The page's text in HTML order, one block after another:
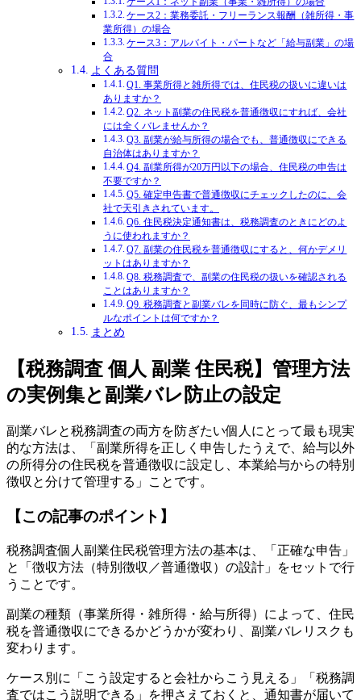
ケース2：業務委託・フリーランス報酬（雑所得・事
業所得）の場合
ケース3：アルバイト・パートなど「給与副業」の場
合
よくある質問
Q1. 事業所得と雑所得では、住民税の扱いに違いは
ありますか？
Q2. ネット副業の住民税を普通徴収にすれば、会社
には全くバレませんか？
Q3. 副業が給与所得の場合でも、普通徴収にできる
自治体はありますか？
Q4. 副業所得が20万円以下の場合、住民税の申告は
不要ですか？
Q5. 確定申告書で普通徴収にチェックしたのに、会
社で天引きされています。
Q6. 住民税決定通知書は、税務調査のときにどのよ
うに使われますか？
Q7. 副業の住民税を普通徴収にすると、何かデメリ
ットはありますか？
Q8. 税務調査で、副業の住民税の扱いを確認される
ことはありますか？
Q9. 税務調査と副業バレを同時に防ぐ、最もシンプ
ルなポイントは何ですか？
まとめ
【税務調査 個人 副業 住民税】管理方法
の実例集と副業バレ防止の設定
副業バレと税務調査の両方を防ぎたい個人にとって最も現実
的な方法は、「副業所得を正しく申告したうえで、給与以外
の所得分の住民税を普通徴収に設定し、本業給与からの特別
徴収と分けて管理する」ことです。
【この記事のポイント】
税務調査個人副業住民税管理方法の基本は、「正確な申告」
と「徴収方法（特別徴収／普通徴収）の設計」をセットで行
うことです。
副業の種類（事業所得・雑所得・給与所得）によって、住民
税を普通徴収にできるかどうかが変わり、副業バレリスクも
変わります。
ケース別に「こう設定すると会社からこう見える」「税務調
査ではこう説明できる」を押さえておくと、通知書が届いて